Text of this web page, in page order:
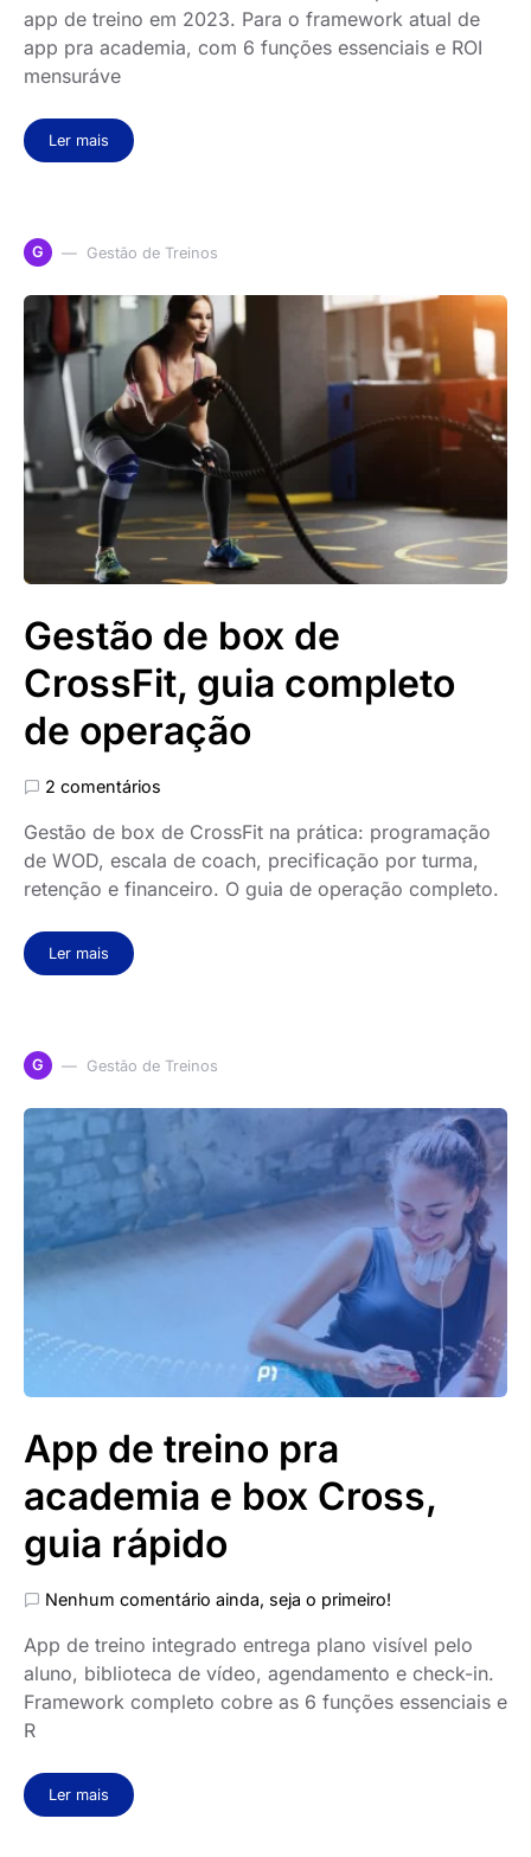
app de treino em 2023. Para o framework atual de
app pra academia, com 6 funções essenciais e ROI
mensuráve
Ler mais
G Gestão de Treinos
Gestão de box de
CrossFit, guia completo
de operação
2 comentários
Gestão de box de CrossFit na prática: programação
de WOD, escala de coach, precificação por turma,
retenção e financeiro. O guia de operação completo.
Ler mais
G Gestão de Treinos
App de treino pra
academia e box Cross,
guia rápido
Nenhum comentário ainda, seja o primeiro!
App de treino integrado entrega plano visível pelo
aluno, biblioteca de vídeo, agendamento e check-in.
Framework completo cobre as 6 funções essenciais e
R
Ler mais